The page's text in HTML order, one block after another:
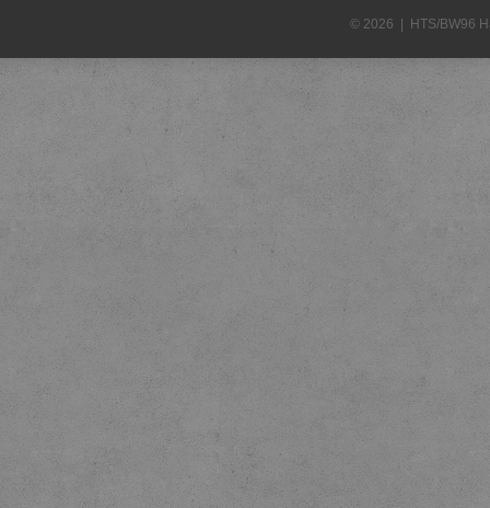
© 2026 | HTS/BW96